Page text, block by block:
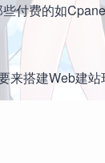
付费的如
搭建Web建站